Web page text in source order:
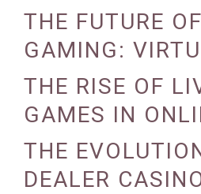
CASINOS
THE FUTURE
GAMING:
REALITY AND
REALITY
THE RISE OF
GAMES IN
CASINOS
THE
DEALER